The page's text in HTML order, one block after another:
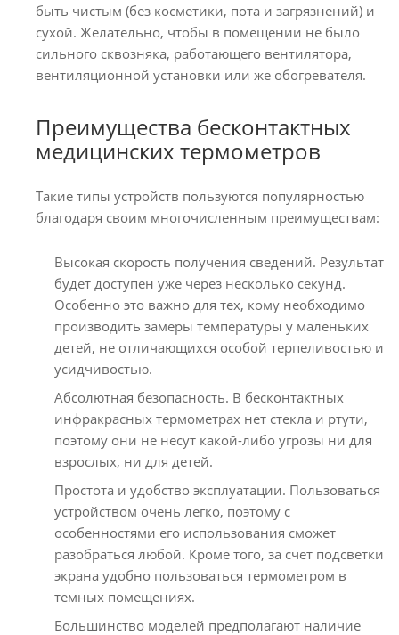
быть чистым (без косметики, пота и загрязнений) и
сухой. Желательно, чтобы в помещении не было
сильного сквозняка, работающего вентилятора,
вентиляционной установки или же обогревателя.
Преимущества бесконтактных
медицинских термометров
Такие типы устройств пользуются популярностью
благодаря своим многочисленным преимуществам:
Высокая скорость получения сведений. Результат
будет доступен уже через несколько секунд.
Особенно это важно для тех, кому необходимо
производить замеры температуры у маленьких
детей, не отличающихся особой терпеливостью и
усидчивостью.
Абсолютная безопасность. В бесконтактных
инфракрасных термометрах нет стекла и ртути,
поэтому они не несут какой-либо угрозы ни для
взрослых, ни для детей.
Простота и удобство эксплуатации. Пользоваться
устройством очень легко, поэтому с
особенностями его использования сможет
разобраться любой. Кроме того, за счет подсветки
экрана удобно пользоваться термометром в
темных помещениях.
Большинство моделей предполагают наличие